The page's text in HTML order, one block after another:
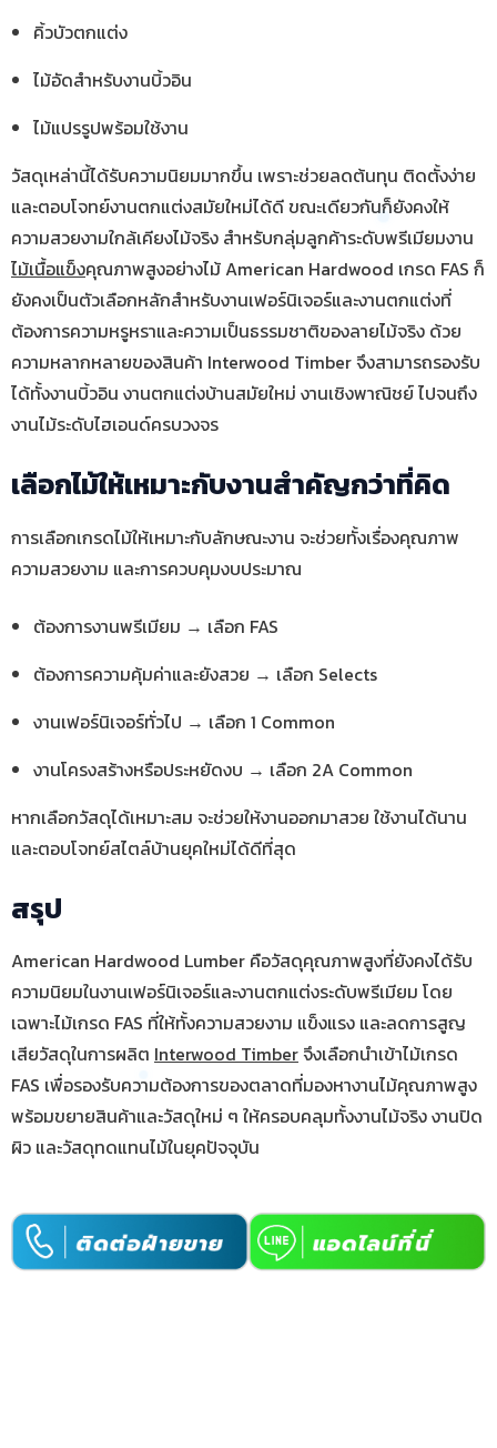
คิ้วบัวตกแต่ง
ไม้อัดสำหรับงานบิ้วอิน
ไม้แปรรูปพร้อมใช้งาน
วัสดุเหล่านี้ได้รับความนิยมมากขึ้น เพราะช่วยลดต้นทุน ติดตั้งง่าย
และตอบโจทย์งานตกแต่งสมัยใหม่ได้ดี ขณะเดียวกันก็ยังคงให้
ความสวยงามใกล้เคียงไม้จริง สำหรับกลุ่มลูกค้าระดับพรีเมียมงาน
ไม้เนื้อแข็งคุณภาพสูงอย่างไม้ American Hardwood เกรด FAS ก็
ยังคงเป็นตัวเลือกหลักสำหรับงานเฟอร์นิเจอร์และงานตกแต่งที่
ต้องการความหรูหราและความเป็นธรรมชาติของลายไม้จริง ด้วย
ความหลากหลายของสินค้า Interwood Timber จึงสามารถรองรับ
ได้ทั้งงานบิ้วอิน งานตกแต่งบ้านสมัยใหม่ งานเชิงพาณิชย์ ไปจนถึง
งานไม้ระดับไฮเอนด์ครบวงจร
เลือกไม้ให้เหมาะกับงานสำคัญกว่าที่คิด
การเลือกเกรดไม้ให้เหมาะกับลักษณะงาน จะช่วยทั้งเรื่องคุณภาพ
ความสวยงาม และการควบคุมงบประมาณ
ต้องการงานพรีเมียม → เลือก FAS
ต้องการความคุ้มค่าและยังสวย → เลือก Selects
งานเฟอร์นิเจอร์ทั่วไป → เลือก 1 Common
งานโครงสร้างหรือประหยัดงบ → เลือก 2A Common
หากเลือกวัสดุได้เหมาะสม จะช่วยให้งานออกมาสวย ใช้งานได้นาน
และตอบโจทย์สไตล์บ้านยุคใหม่ได้ดีที่สุด
สรุป
American Hardwood Lumber คือวัสดุคุณภาพสูงที่ยังคงได้รับ
ความนิยมในงานเฟอร์นิเจอร์และงานตกแต่งระดับพรีเมียม โดย
เฉพาะไม้เกรด FAS ที่ให้ทั้งความสวยงาม แข็งแรง และลดการสูญ
เสียวัสดุในการผลิต Interwood Timberจึงเลือกนำเข้าไม้เกรด
FAS เพื่อรองรับความต้องการของตลาดที่มองหางานไม้คุณภาพสูง
พร้อมขยายสินค้าและวัสดุใหม่ ๆ ให้ครอบคลุมทั้งงานไม้จริง งานปิด
ผิว และวัสดุทดแทนไม้ในยุคปัจจุบัน